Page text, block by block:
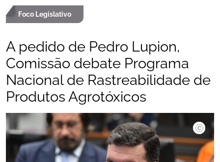
Foco Legislativo
A pedido de Pedro Lupion,
Comissão debate Programa
Nacional de Rastreabilidade de
Produtos Agrotóxicos
©Zeca